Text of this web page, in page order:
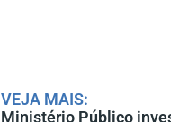
VEJA MAIS:
Ministério Público